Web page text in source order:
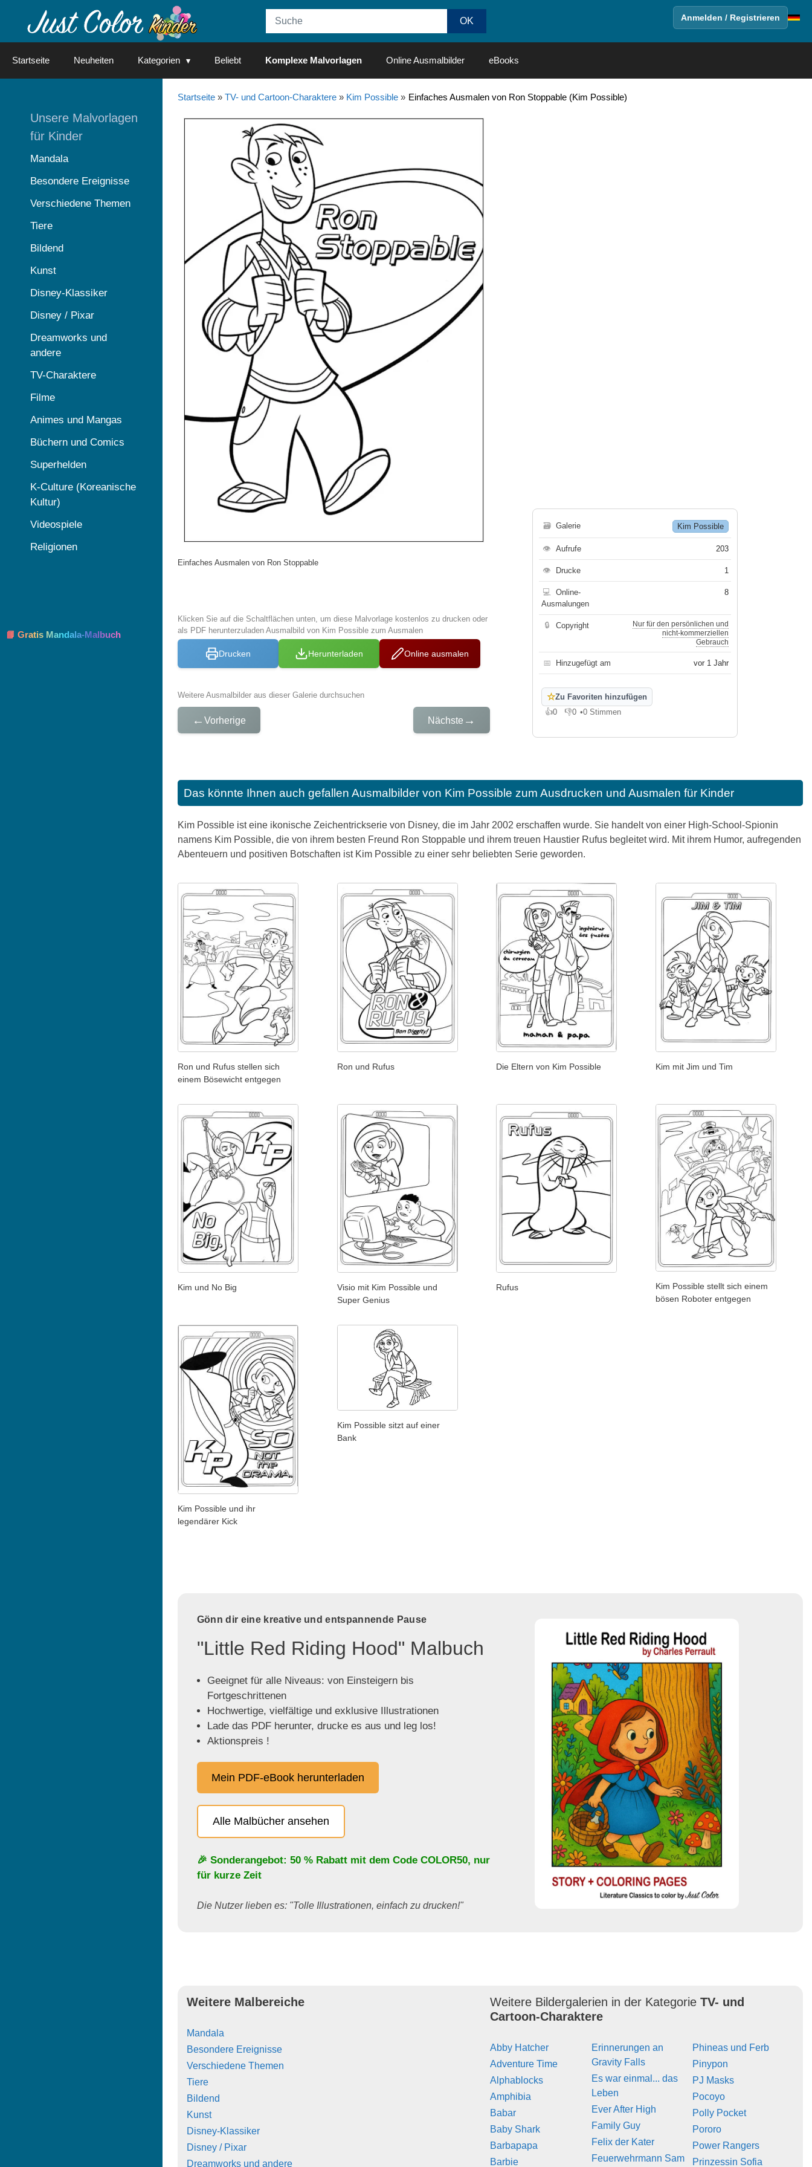
Anmelden / Registrieren
Startseite Neuheiten Kategorien Beliebt Komplexe Malvorlagen Online Ausmalbilder eBooks
Startseite» TV- und Cartoon-Charaktere» Kim Possible» Einfaches Ausmalen von Ron Stoppable (Kim Possible)
Einfaches Ausmalen von Ron Stoppable
Klicken Sie auf die Schaltflächen unten, um diese Malvorlage kostenlos zu drucken oder
als PDF herunterzuladen Ausmalbild von Kim Possible zum Ausmalen
Drucken Herunterladen Online ausmalen
Weitere Ausmalbilder aus dieser Galerie durchsuchen
← Vorherige Nächste →
🗃 Galerie Kim Possible
👁 Aufrufe 203
👁 Drucke 1
💻
Online-
Ausmalungen
8
🔒 Copyright
Nur für den persönlichen und
nicht-kommerziellen
Gebrauch
📅 Hinzugefügt am vor 1 Jahr
☆Zu Favoriten hinzufügen
👍0
Gefällt mir
👎0
Gefällt mir nicht
•0 Stimmen
Das könnte Ihnen auch gefallen Ausmalbilder von Kim Possible zum Ausdrucken und Ausmalen für Kinder
Kim Possible ist eine ikonische Zeichentrickserie von Disney, die im Jahr 2002 erschaffen wurde. Sie handelt von einer High-School-Spionin
namens Kim Possible, die von ihrem besten Freund Ron Stoppable und ihrem treuen Haustier Rufus begleitet wird. Mit ihrem Humor, aufregenden
Abenteuern und positiven Botschaften ist Kim Possible zu einer sehr beliebten Serie geworden.
Ron und Rufus stellen sich
einem Bösewicht entgegen
Ron und Rufus Die Eltern von Kim Possible Kim mit Jim und Tim
Kim und No Big
Visio mit Kim Possible und
Super Genius
Rufus
Kim Possible stellt sich einem
bösen Roboter entgegen
Kim Possible und ihr
legendärer Kick
Kim Possible sitzt auf einer
Bank
Gönn dir eine kreative und entspannende Pause
"Little Red Riding Hood" Malbuch
Geeignet für alle Niveaus: von Einsteigern bis
Fortgeschrittenen
Hochwertige, vielfältige und exklusive Illustrationen
Lade das PDF herunter, drucke es aus und leg los!
Aktionspreis !
Mein PDF-eBook herunterladen
Alle Malbücher ansehen
🎉 Sonderangebot: 50 % Rabatt mit dem Code COLOR50, nur
für kurze Zeit
Die Nutzer lieben es: "Tolle Illustrationen, einfach zu drucken!"
Weitere Malbereiche
Mandala
Besondere Ereignisse
Verschiedene Themen
Tiere
Bildend
Kunst
Disney-Klassiker
Disney / Pixar
Dreamworks und andere
Weitere Bildergalerien in der KategorieTV- und
Cartoon-Charaktere
Abby Hatcher
Adventure Time
Alphablocks
Amphibia
Babar
Baby Shark
Barbapapa
Barbie
Erinnerungen an
Gravity Falls
Es war einmal... das
Leben
Ever After High
Family Guy
Felix der Kater
Feuerwehrmann Sam
Phineas und Ferb
Pinypon
PJ Masks
Pocoyo
Polly Pocket
Pororo
Power Rangers
Prinzessin Sofia
Unsere Malvorlagen
für Kinder
Mandala
Besondere Ereignisse
Verschiedene Themen
Tiere
Bildend
Kunst
Disney-Klassiker
Disney / Pixar
Dreamworks und
andere
TV-Charaktere
Filme
Animes und Mangas
Büchern und Comics
Superhelden
K-Culture (Koreanische
Kultur)
Videospiele
Religionen
📘 Gratis Mandala-Malbuch